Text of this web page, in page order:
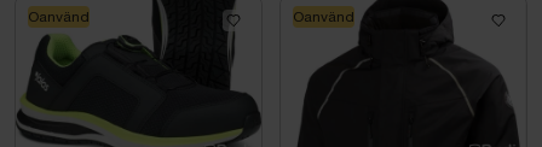
Oanvänd Oanvänd